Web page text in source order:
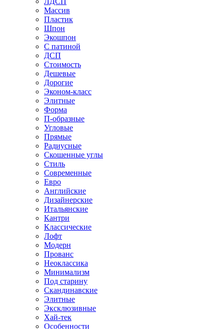
Массив
Пластик
Шпон
Экошпон
С патиной
ДСП
Стоимость
Дешевые
Дорогие
Эконом-класс
Элитные
Форма
П-образные
Угловые
Прямые
Радиусные
Скошенные углы
Стиль
Современные
Евро
Английские
Дизайнерские
Итальянские
Кантри
Классические
Лофт
Модерн
Прованс
Неоклассика
Минимализм
Под старину
Скандинавские
Элитные
Эксклюзивные
Хай-тек
Особенности